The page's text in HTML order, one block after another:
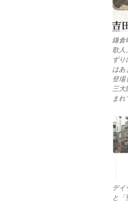
鎌倉
歌人
ずり
はあ
登場
三大
まれ
デイ
と「